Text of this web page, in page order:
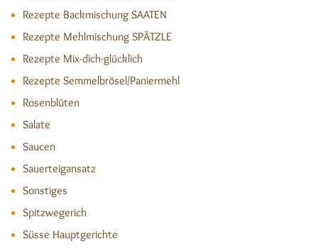
Rezepte Backmischung SAATEN
Rezepte Mehlmischung SPÄTZLE
Rezepte Mix-dich-glücklich
Rezepte Semmelbrösel/Paniermehl
Rosenblüten
Salate
Saucen
Sauerteigansatz
Sonstiges
Spitzwegerich
Süsse Hauptgerichte